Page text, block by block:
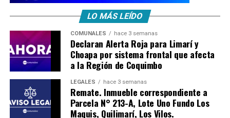
LO MÁS LEÍDO
COMUNALES hace 3 semanas
Declaran Alerta Roja para Limarí y
Choapa por sistema frontal que afecta
a la Región de Coquimbo
LEGALES hace 3 semanas
Remate. Inmueble correspondiente a
Parcela N° 213-A, Lote Uno Fundo Los
Maquis, Quilimarí, Los Vilos.